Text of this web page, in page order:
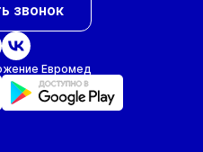
звонок
Евромед